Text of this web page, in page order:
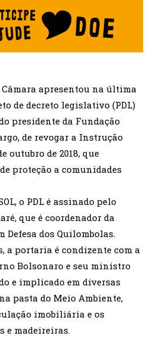
Câmara apresentou na última
de decreto legislativo (PDL)
presidente da Fundação
de revogar a Instrução
outubro de 2018, que
proteção a comunidades
o PDL é assinado pelo
que é coordenador da
Defesa dos Quilombolas.
a portaria é condizente com a
Bolsonaro e seu ministro
e implicado em diversas
pasta do Meio Ambiente,
imobiliária e os
e madeireiras.